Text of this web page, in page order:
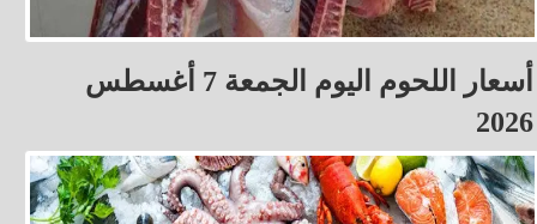
أسعار اللحوم اليوم الجمعة 7 أغسطس
2026